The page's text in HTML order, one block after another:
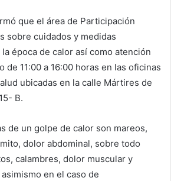
que el área de Participación
sobre cuidados y medidas
época de calor así como atención
de 11:00 a 16:00 horas en las oficinas
ubicadas en la calle Mártires de
B.
de un golpe de calor son mareos,
dolor abdominal, sobre todo
calambres, dolor muscular y
en el caso de